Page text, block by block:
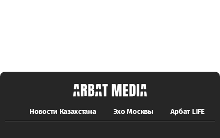
Новости Казахстана Эхо Москвы Арбат LIFE